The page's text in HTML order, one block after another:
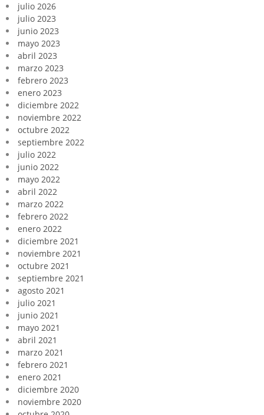
julio 2026
julio 2023
junio 2023
mayo 2023
abril 2023
marzo 2023
febrero 2023
enero 2023
diciembre 2022
noviembre 2022
octubre 2022
septiembre 2022
julio 2022
junio 2022
mayo 2022
abril 2022
marzo 2022
febrero 2022
enero 2022
diciembre 2021
noviembre 2021
octubre 2021
septiembre 2021
agosto 2021
julio 2021
junio 2021
mayo 2021
abril 2021
marzo 2021
febrero 2021
enero 2021
diciembre 2020
noviembre 2020